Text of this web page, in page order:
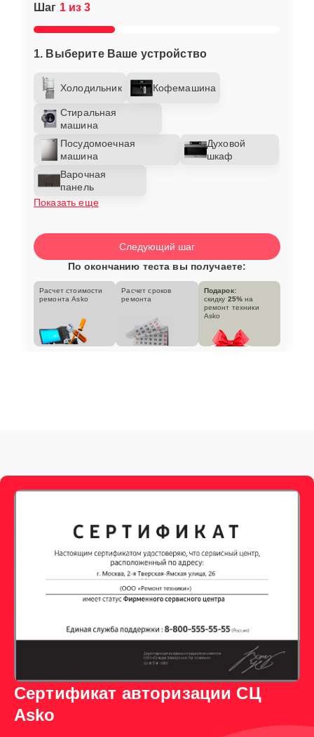
Шаг 1 из 3
1. Выберите Ваше устройство
Холодильник Кофемашина
Стиральная
машина
Посудомоечная
машина
Духовой
шкаф
Варочная
панель
Показать еще
Следующий шаг
По окончанию теста вы получаете:
Расчет стоимости
ремонта Asko
Расчет сроков
ремонта
Подарок:
скидку 25% на
ремонт техники
Asko
Сертификат авторизации СЦ
Asko